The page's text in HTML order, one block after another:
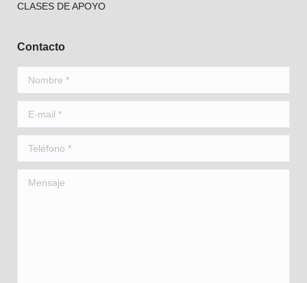
CLASES DE APOYO
Contacto
Nombre *
E-mail *
Teléfono *
Mensaje